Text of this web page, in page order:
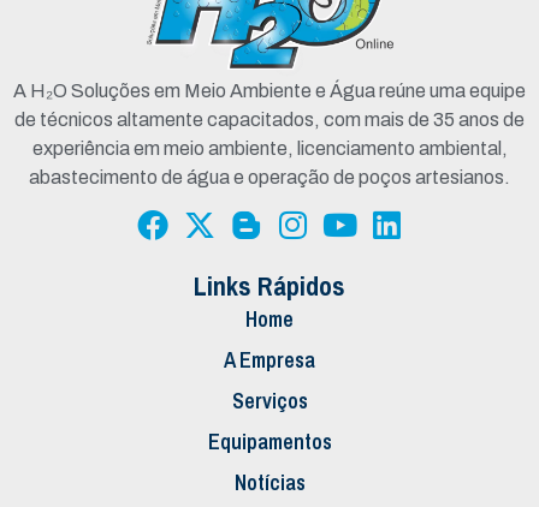
A H₂O Soluções em Meio Ambiente e Água reúne uma equipe
de técnicos altamente capacitados, com mais de 35 anos de
experiência em meio ambiente, licenciamento ambiental,
abastecimento de água e operação de poços artesianos.
Links Rápidos
Home
A Empresa
Serviços
Equipamentos
Notícias